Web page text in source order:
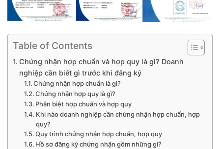
Table of Contents
Chứng nhận hợp chuẩn và hợp quy là gì? Doanh
nghiệp cần biết gì trước khi đăng ký
Chứng nhận hợp chuẩn là gì?
Chứng nhận hợp quy là gì?
Phân biệt hợp chuẩn và hợp quy
Khi nào doanh nghiệp cần chứng nhận hợp chuẩn, hợp
quy?
Quy trình chứng nhận hợp chuẩn, hợp quy
Hồ sơ đăng ký chứng nhận gồm những gì?